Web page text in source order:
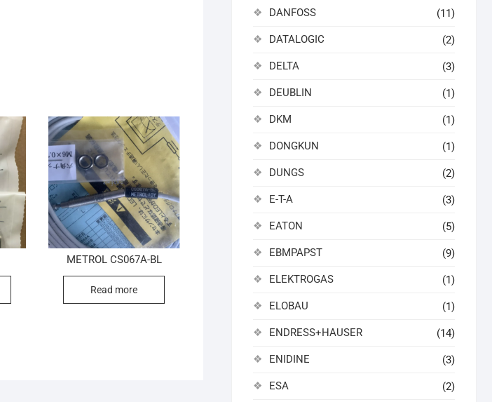
METROL CS067A-BL
Read more
DANFOSS (11)
DATALOGIC (2)
DELTA (3)
DEUBLIN (1)
DKM (1)
DONGKUN (1)
DUNGS (2)
E-T-A (3)
EATON (5)
EBMPAPST (9)
ELEKTROGAS (1)
ELOBAU (1)
ENDRESS+HAUSER (14)
ENIDINE (3)
ESA (2)